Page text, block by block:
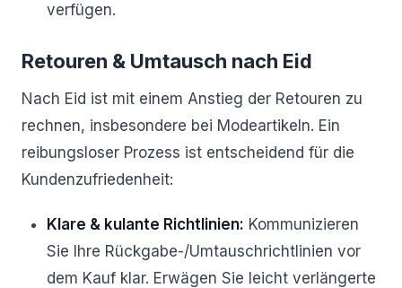
verfügen.
Retouren & Umtausch nach Eid
Nach Eid ist mit einem Anstieg der Retouren zu
rechnen, insbesondere bei Modeartikeln. Ein
reibungsloser Prozess ist entscheidend für die
Kundenzufriedenheit:
Klare & kulante Richtlinien: Kommunizieren
Sie Ihre Rückgabe-/Umtauschrichtlinien vor
dem Kauf klar. Erwägen Sie leicht verlängerte